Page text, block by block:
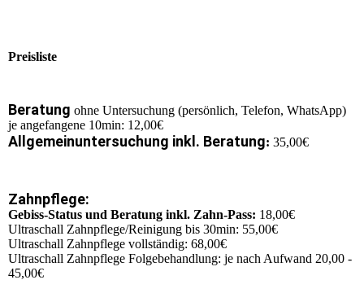
Preisliste
Beratung ohne Untersuchung (persönlich, Telefon, WhatsApp)
je angefangene 10min: 12,00€
Allgemeinuntersuchung inkl. Beratung: 35,00€
Zahnpflege:
Gebiss-Status und Beratung inkl. Zahn-Pass: 18,00€
Ultraschall Zahnpflege/Reinigung bis 30min: 55,00€
Ultraschall Zahnpflege vollständig: 68,00€
Ultraschall Zahnpflege Folgebehandlung: je nach Aufwand 20,00 -
45,00€